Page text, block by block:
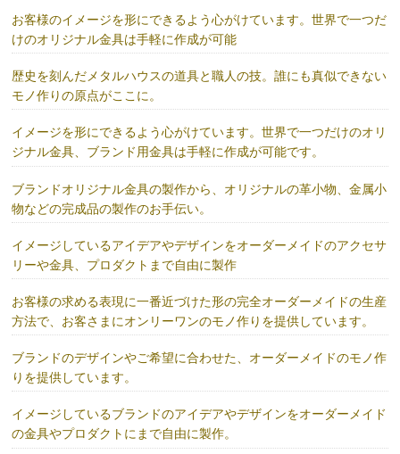
お客様のイメージを形にできるよう心がけています。世界で一つだ
けのオリジナル金具は手軽に作成が可能
歴史を刻んだメタルハウスの道具と職人の技。誰にも真似できない
モノ作りの原点がここに。
イメージを形にできるよう心がけています。世界で一つだけのオリ
ジナル金具、ブランド用金具は手軽に作成が可能です。
ブランドオリジナル金具の製作から、オリジナルの革小物、金属小
物などの完成品の製作のお手伝い。
イメージしているアイデアやデザインをオーダーメイドのアクセサ
リーや金具、プロダクトまで自由に製作
お客様の求める表現に一番近づけた形の完全オーダーメイドの生産
方法で、お客さまにオンリーワンのモノ作りを提供しています。
ブランドのデザインやご希望に合わせた、オーダーメイドのモノ作
りを提供しています。
イメージしているブランドのアイデアやデザインをオーダーメイド
の金具やプロダクトにまで自由に製作。